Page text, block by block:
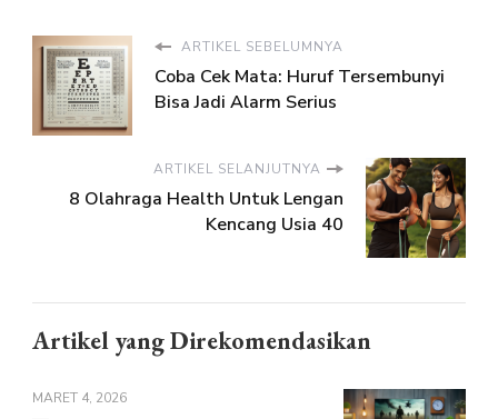
ARTIKEL SEBELUMNYA
Coba Cek Mata: Huruf Tersembunyi
Bisa Jadi Alarm Serius
ARTIKEL SELANJUTNYA
8 Olahraga Health Untuk Lengan
Kencang Usia 40
Artikel yang Direkomendasikan
MARET 4, 2026